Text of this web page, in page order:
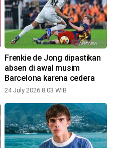
Frenkie de Jong dipastikan
absen di awal musim
Barcelona karena cedera
24 July 2026 8:03 WIB